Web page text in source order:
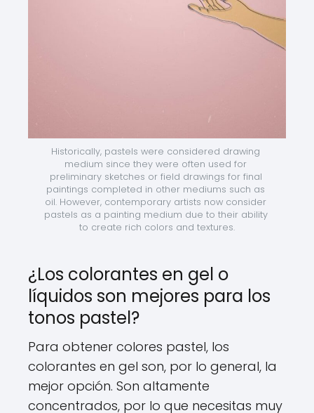
Historically, pastels were considered drawing
medium since they were often used for
preliminary sketches or field drawings for final
paintings completed in other mediums such as
oil. However, contemporary artists now consider
pastels as a painting medium due to their ability
to create rich colors and textures.
¿Los colorantes en gel o
líquidos son mejores para los
tonos pastel?
Para obtener colores pastel, los
colorantes en gel son, por lo general, la
mejor opción. Son altamente
concentrados, por lo que necesitas muy